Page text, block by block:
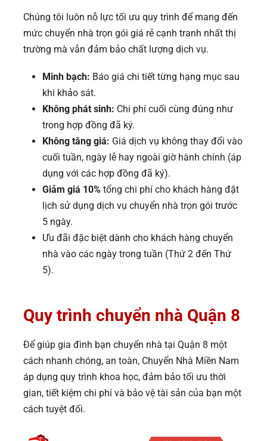
Chúng tôi luôn nỗ lực tối ưu quy trình để mang đến
mức chuyển nhà trọn gói giá rẻ cạnh tranh nhất thị
trường mà vẫn đảm bảo chất lượng dịch vụ.
Minh bạch: Báo giá chi tiết từng hạng mục sau
khi khảo sát.
Không phát sinh: Chi phí cuối cùng đúng như
trong hợp đồng đã ký.
Không tăng giá: Giá dịch vụ không thay đổi vào
cuối tuần, ngày lễ hay ngoài giờ hành chính (áp
dụng với các hợp đồng đã ký).
Giảm giá 10% tổng chi phí cho khách hàng đặt
lịch sử dụng dịch vụ chuyển nhà trọn gói trước
5 ngày.
Ưu đãi đặc biệt dành cho khách hàng chuyển
nhà vào các ngày trong tuần (Thứ 2 đến Thứ
5).
Quy trình chuyển nhà Quận 8
Để giúp gia đình bạn chuyển nhà tại Quận 8 một
cách nhanh chóng, an toàn, Chuyển Nhà Miền Nam
áp dụng quy trình khoa học, đảm bảo tối ưu thời
gian, tiết kiệm chi phí và bảo vệ tài sản của bạn một
cách tuyệt đối.